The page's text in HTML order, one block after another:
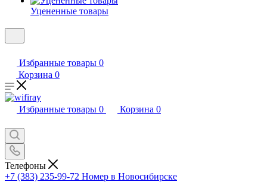
Уцененные товары
Избранные товары 0
Корзина 0
Избранные товары 0 Корзина 0
Телефоны
+7 (383) 235-99-72 Номер в Новосибирске